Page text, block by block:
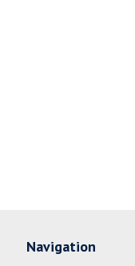
Navigation